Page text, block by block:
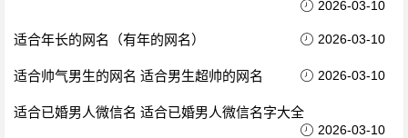
2026-03-10
适合年长的网名（有年的网名） 2026-03-10
适合帅气男生的网名 适合男生超帅的网名 2026-03-10
适合已婚男人微信名 适合已婚男人微信名字大全
2026-03-10